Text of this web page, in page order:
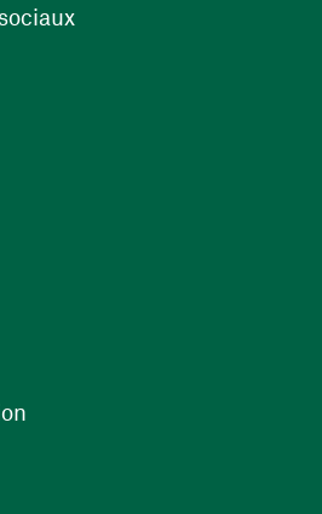
(ouvre une nouvelle
une nouvelle fenêtre)
une nouvelle fenêtre)